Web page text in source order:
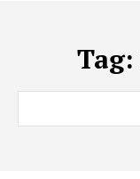
Tag: